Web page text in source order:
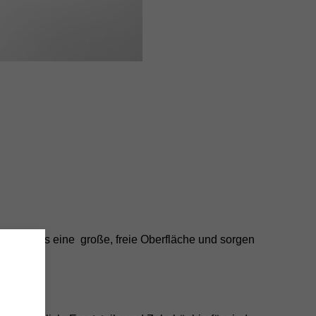
eine große, freie Oberfläche und sorgen